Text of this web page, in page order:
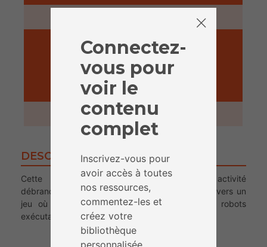
ACTIVITÉ
2 heures
DESCRIPTION
Cette fiche d’activité vous présente une activité
débranchée d’initiation à la programmation, à travers un
jeu où les participant-es occupent le rôle de robots
exécutant un programme.
Connectez-
vous pour
voir le
contenu
complet
Inscrivez-vous pour
avoir accès à toutes
nos ressources,
commentez-les et
créez votre
bibliothèque
personnalisée.